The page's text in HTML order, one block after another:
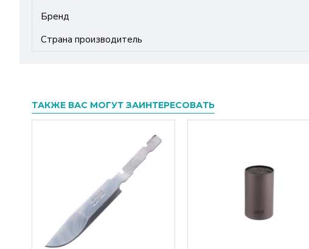
Бренд
Страна производитель
ТАКЖЕ ВАС МОГУТ ЗАИНТЕРЕСОВАТЬ